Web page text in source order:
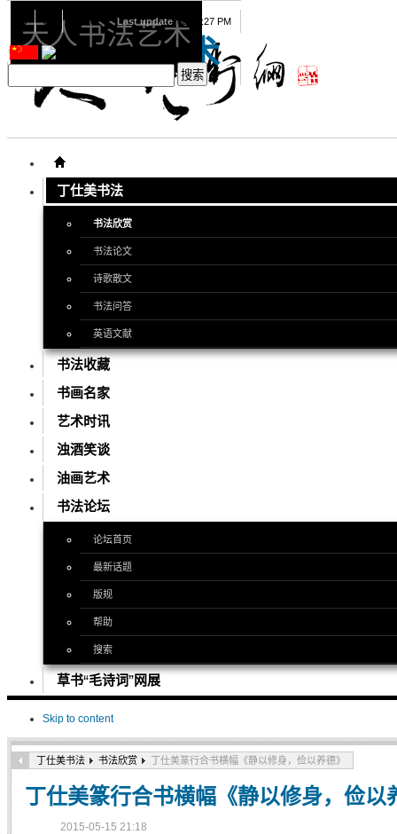
天人书法艺术
丁仕美书法
书法欣赏
书法论文
诗歌散文
书法问答
英语文献
书法收藏
书画名家
艺术时讯
浊酒笑谈
油画艺术
书法论坛
论坛首页
最新话题
版规
帮助
搜索
草书“毛诗词”网展
Skip to content
08 06 2026 Last update 08:15:27 PM
丁仕美书法 书法欣赏 丁仕美篆行合书横幅《静以修身，俭以养德》
丁仕美篆行合书横幅《静以修身，俭以
2015-05-15 21:18
天人书法艺术